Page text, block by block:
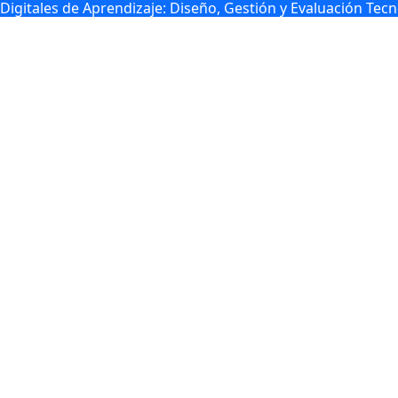
de Aprendizaje: Diseño, Gestión y Evaluación